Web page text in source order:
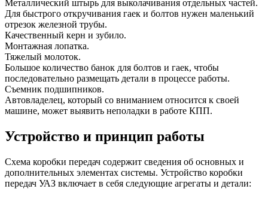
Металлический штырь для выколачивания отдельных частей.
Для быстрого откручивания гаек и болтов нужен маленький
отрезок железной трубы.
Качественный керн и зубило.
Монтажная лопатка.
Тяжелый молоток.
Большое количество банок для болтов и гаек, чтобы
последовательно размещать детали в процессе работы.
Съемник подшипников.
Автовладелец, который со вниманием относится к своей
машине, может выявить неполадки в работе КПП.
Устройство и принцип работы
Схема коробки передач содержит сведения об основных и
дополнительных элементах системы. Устройство коробки
передач УАЗ включает в себя следующие агрегаты и детали: